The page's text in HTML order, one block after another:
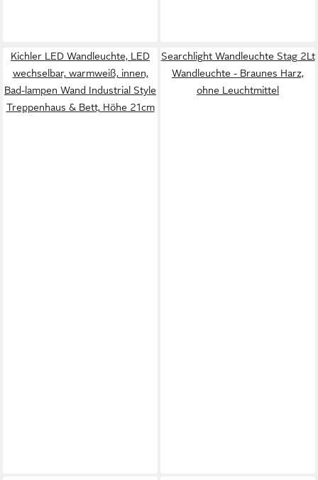
Kichler LED Wandleuchte, LED
wechselbar, warmweiß, innen,
Bad-lampen Wand Industrial Style
Treppenhaus & Bett, Höhe 21cm
Searchlight Wandleuchte Stag 2Lt
Wandleuchte - Braunes Harz,
ohne Leuchtmittel